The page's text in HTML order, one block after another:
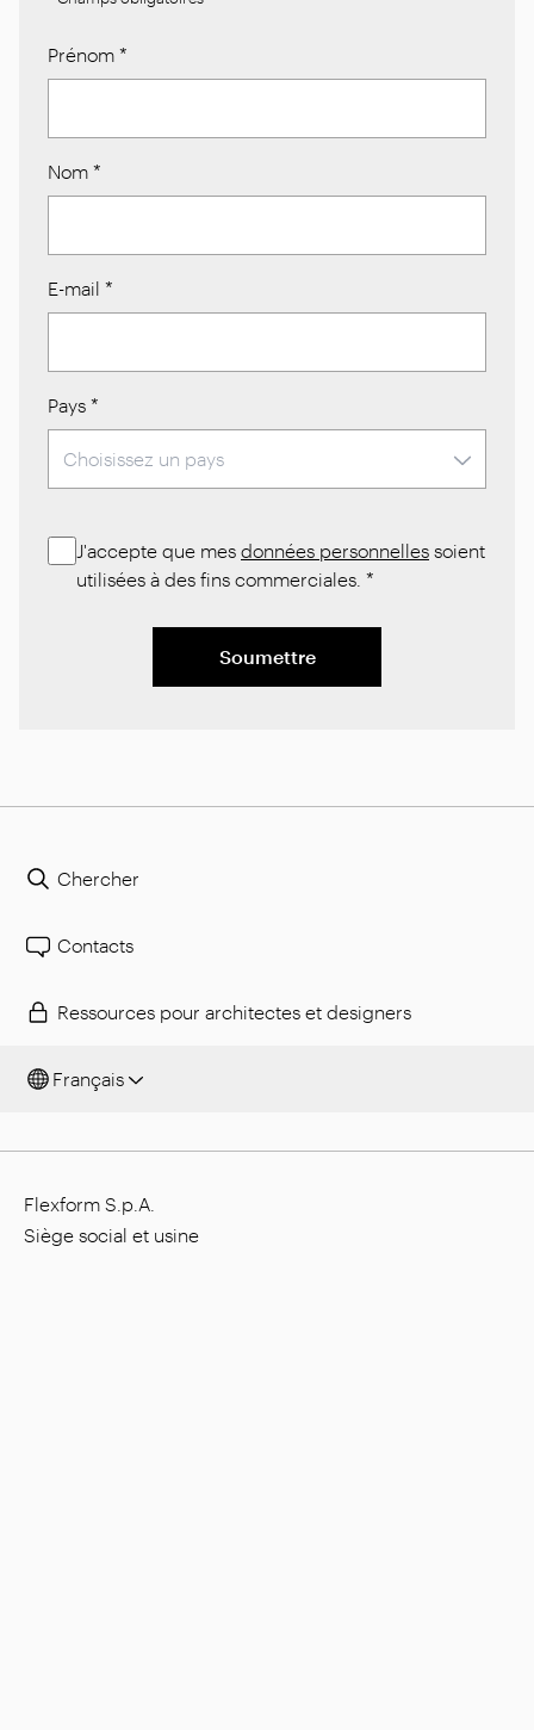
Prénom *
Nom *
E-mail *
Pays *
J'accepte que mes données personnelles soient
utilisées à des fins commerciales. *
Soumettre
Chercher
Contacts
Ressources pour architectes et designers
Français
Flexform S.p.A.
Siège social et usine